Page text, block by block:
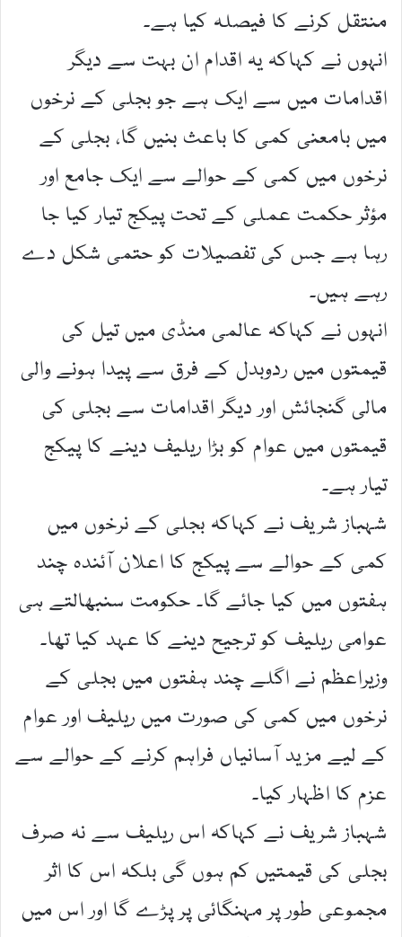
منتقل کرنے کا فیصلہ کیا ہے۔
انہوں نے کہاکہ یہ اقدام ان بہت سے دیگر
اقدامات میں سے ایک ہے جو بجلی کے نرخوں
میں بامعنی کمی کا باعث بنیں گا، بجلی کے
نرخوں میں کمی کے حوالے سے ایک جامع اور
مؤثر حکمت عملی کے تحت پیکج تیار کیا جا
رہا ہے جس کی تفصیلات کو حتمی شکل دے
رہے ہیں۔
انہوں نے کہاکہ عالمی منڈی میں تیل کی
قیمتوں میں ردوبدل کے فرق سے پیدا ہونے والی
مالی گنجائش اور دیگر اقدامات سے بجلی کی
قیمتوں میں عوام کو بڑا ریلیف دینے کا پیکج
تیار ہے۔
شہباز شریف نے کہاکہ بجلی کے نرخوں میں
کمی کے حوالے سے پیکج کا اعلان آئندہ چند
ہفتوں میں کیا جائے گا۔ حکومت سنبھالتے ہی
عوامی ریلیف کو ترجیح دینے کا عہد کیا تھا۔
وزیراعظم نے اگلے چند ہفتوں میں بجلی کے
نرخوں میں کمی کی صورت میں ریلیف اور عوام
کے لیے مزید آسانیاں فراہم کرنے کے حوالے سے
عزم کا اظہار کیا۔
شہباز شریف نے کہاکہ اس ریلیف سے نہ صرف
بجلی کی قیمتیں کم ہوں گی بلکہ اس کا اثر
مجموعی طور پر مہنگائی پر پڑے گا اور اس میں